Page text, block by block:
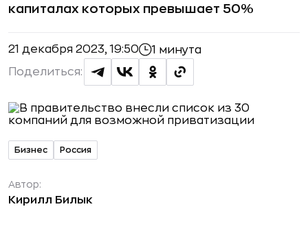
капиталах которых превышает 50%
21 декабря 2023, 19:50 1 минута
Поделиться:
Бизнес Россия
Автор:
Кирилл Билык